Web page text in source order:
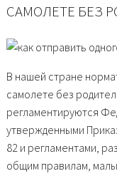
САМОЛЕТЕ БЕЗ
В нашей стране
самолете без
регламентируются
утвержденными
82 и регламентами,
общим правилам,